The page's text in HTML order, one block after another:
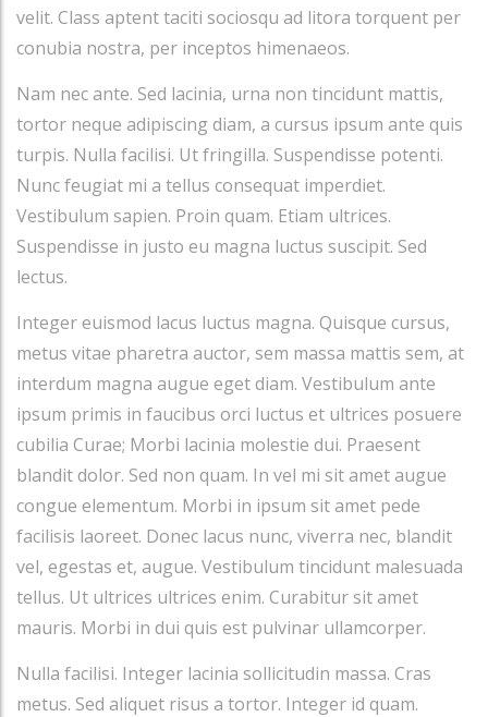
velit. Class aptent taciti sociosqu ad litora torquent per
conubia nostra, per inceptos himenaeos.
Nam nec ante. Sed lacinia, urna non tincidunt mattis,
tortor neque adipiscing diam, a cursus ipsum ante quis
turpis. Nulla facilisi. Ut fringilla. Suspendisse potenti.
Nunc feugiat mi a tellus consequat imperdiet.
Vestibulum sapien. Proin quam. Etiam ultrices.
Suspendisse in justo eu magna luctus suscipit. Sed
lectus.
Integer euismod lacus luctus magna. Quisque cursus,
metus vitae pharetra auctor, sem massa mattis sem, at
interdum magna augue eget diam. Vestibulum ante
ipsum primis in faucibus orci luctus et ultrices posuere
cubilia Curae; Morbi lacinia molestie dui. Praesent
blandit dolor. Sed non quam. In vel mi sit amet augue
congue elementum. Morbi in ipsum sit amet pede
facilisis laoreet. Donec lacus nunc, viverra nec, blandit
vel, egestas et, augue. Vestibulum tincidunt malesuada
tellus. Ut ultrices ultrices enim. Curabitur sit amet
mauris. Morbi in dui quis est pulvinar ullamcorper.
Nulla facilisi. Integer lacinia sollicitudin massa. Cras
metus. Sed aliquet risus a tortor. Integer id quam.